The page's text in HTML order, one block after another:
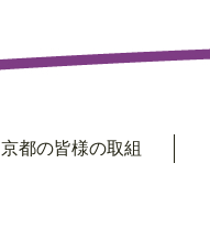
京都の皆様の取組